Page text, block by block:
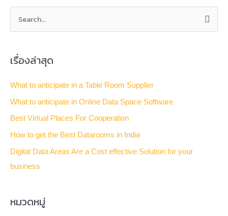
r
c
r
:
เรื่องล่าสุด
What to anticipate in a Table Room Supplier
What to anticipate in Online Data Space Software
Best Virtual Places For Cooperation
How to get the Best Datarooms in India
Digital Data Areas Are a Cost effective Solution for your
business
หมวดหมู่